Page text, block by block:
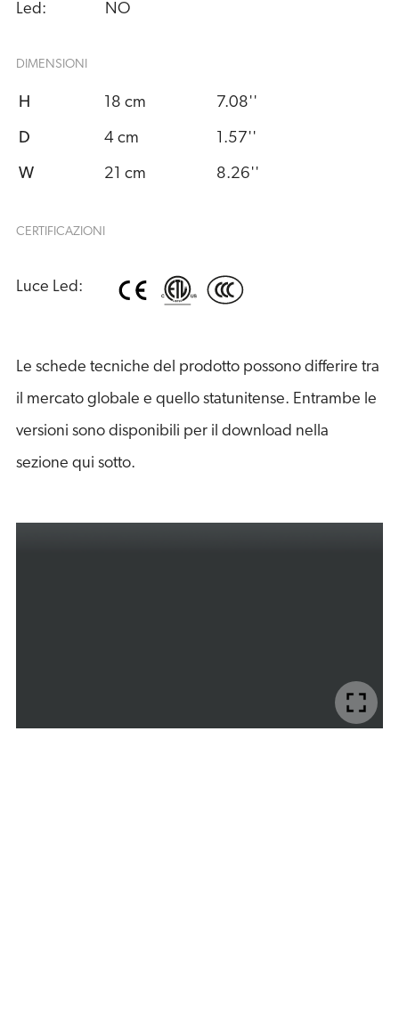
Led: NO
DIMENSIONI
H 18 cm 7.08''
D 4 cm 1.57''
W 21 cm 8.26''
CERTIFICAZIONI
Luce Led:
Le schede tecniche del prodotto possono differire tra
il mercato globale e quello statunitense. Entrambe le
versioni sono disponibili per il download nella
sezione qui sotto.